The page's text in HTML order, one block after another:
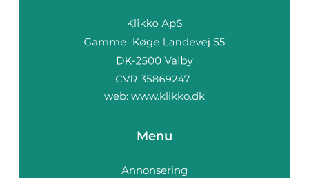
web: www.klikko.dk
Menu
Annonsering